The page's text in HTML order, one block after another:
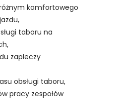
komfortowego
taboru na
zapleczy
obsługi taboru,
pracy zespołów